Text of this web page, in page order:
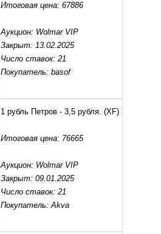
Итоговая цена: 67886
Аукцион: Wolmar VIP
Закрыт: 13.02.2025
Число ставок: 21
Покупатель: basof
1 рубль Петров - 3,5 рубля. (XF)
Итоговая цена: 76665
Аукцион: Wolmar VIP
Закрыт: 09.01.2025
Число ставок: 21
Покупатель: Akva